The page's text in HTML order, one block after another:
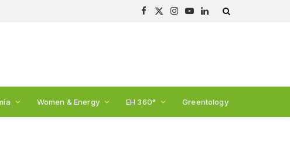
Facebook
X
Instagram
YouTubeLinkedIn
Women & Energy EH 360° Greentology